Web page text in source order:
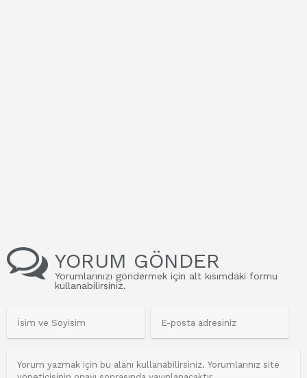
YORUM GÖNDER
Yorumlarınızı göndermek için alt kısımdaki formu
kullanabilirsiniz.